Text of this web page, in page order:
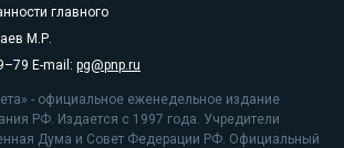
главного
М.Р.
E-mail: pg@pnp.ru
- официальное еженедельное издание
РФ. Издается с 1997 года. Учредители
Дума и Совет Федерации РФ. Официальный